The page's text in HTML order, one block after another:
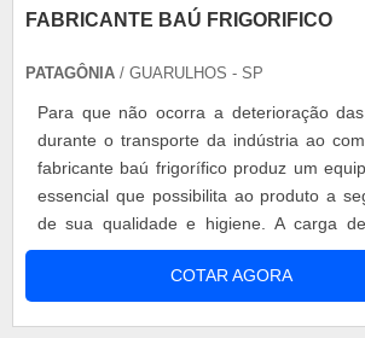
FABRICANTE BAÚ FRIGORIFICO
PATAGÔNIA / GUARULHOS - SP
Para que não ocorra a deterioração
durante o transporte da indústria ao
fabricante baú frigorífico produz um
essencial que possibilita ao produto a
de sua qualidade e higiene. A carga
baú frigorífico deve ser transportada
condições: em ganchos e barras de aço
ambiente deve estar com a
COTAR AGORA